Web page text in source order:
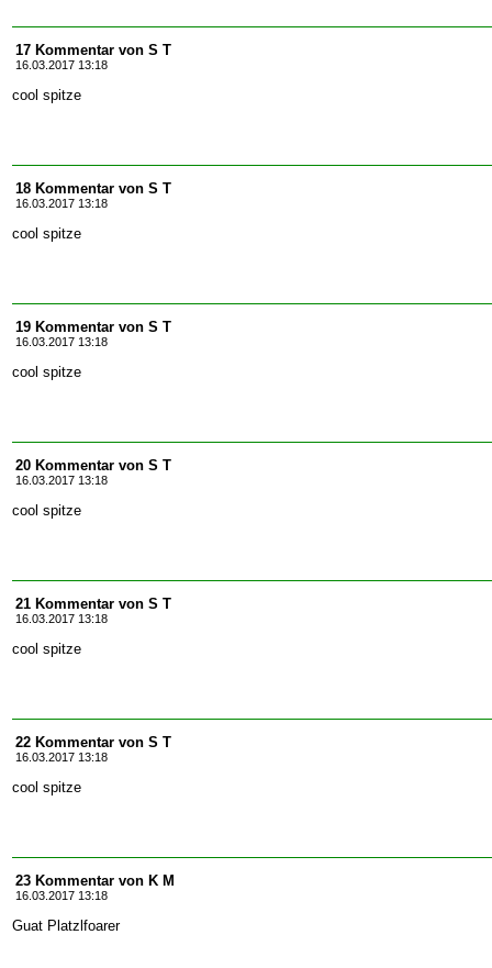
17 Kommentar von S T
16.03.2017 13:18
cool spitze
18 Kommentar von S T
16.03.2017 13:18
cool spitze
19 Kommentar von S T
16.03.2017 13:18
cool spitze
20 Kommentar von S T
16.03.2017 13:18
cool spitze
21 Kommentar von S T
16.03.2017 13:18
cool spitze
22 Kommentar von S T
16.03.2017 13:18
cool spitze
23 Kommentar von K M
16.03.2017 13:18
Guat Platzlfoarer